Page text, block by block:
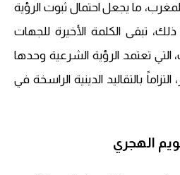
ما يجعل احتمال ثبوت الرؤية
تبقى الكلمة الأخيرة للجهات
التي تعتمد الرؤية الشرعية وحدها
بالتقاليد الدينية الراسخة في
الهجري